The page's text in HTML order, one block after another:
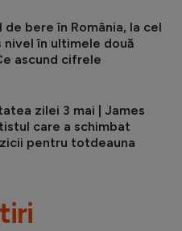
de bere în România, la cel
nivel în ultimele două
ascund cifrele
zilei 3 mai | James
care a schimbat
pentru totdeauna